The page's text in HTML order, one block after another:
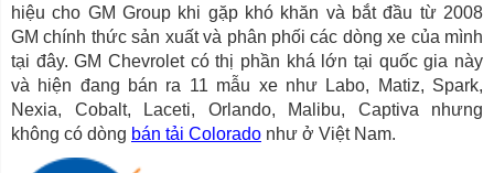
hiệu cho GM Group khi gặp khó khăn và bắt đầu từ 2008
GM chính thức sản xuất và phân phối các dòng xe của mình
tại đây. GM Chevrolet có thị phần khá lớn tại quốc gia này
và hiện đang bán ra 11 mẫu xe như Labo, Matiz, Spark,
Nexia, Cobalt, Laceti, Orlando, Malibu, Captiva nhưng
không có dòng bán tải Colorado như ở Việt Nam.